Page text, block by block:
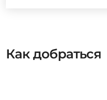
Как добраться